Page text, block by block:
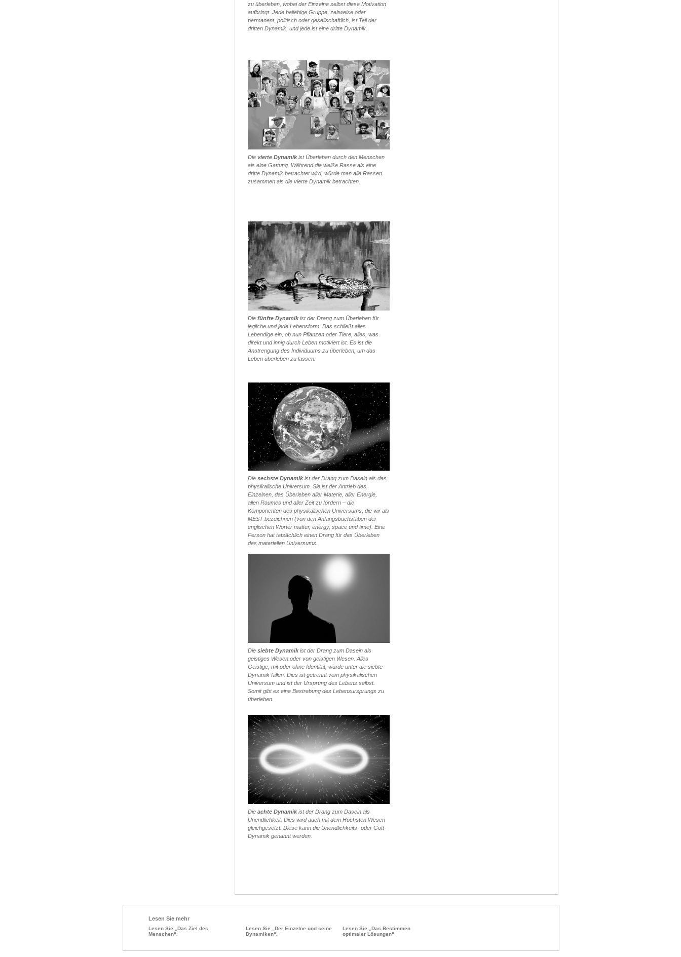
zu überleben, wobei der Einzelne selbst diese Motivation
aufbringt. Jede beliebige Gruppe, zeitweise oder
permanent, politisch oder gesellschaftlich, ist Teil der
dritten Dynamik, und jede ist eine dritte Dynamik.
Die vierte Dynamikist Überleben durch den Menschen
als eine Gattung. Während die weiße Rasse als eine
dritte Dynamik betrachtet wird, würde man alle Rassen
zusammen als die vierte Dynamik betrachten.
Die fünfte Dynamikist der Drang zum Überleben für
jegliche und jede Lebensform. Das schließt alles
Lebendige ein, ob nun Pflanzen oder Tiere, alles, was
direkt und innig durch Leben motiviert ist. Es ist die
Anstrengung des Individuums zu überleben, um das
Leben überleben zu lassen.
Die sechste Dynamikist der Drang zum Dasein als das
physikalische Universum. Sie ist der Antrieb des
Einzelnen, das Überleben aller Materie, aller Energie,
allen Raumes und aller Zeit zu fördern – die
Komponenten des physikalischen Universums, die wir als
MESTbezeichnen (von den Anfangsbuchstaben der
englischen Wörter matter, energy, space und time). Eine
Person hat tatsächlich einen Drang für das Überleben
des materiellen Universums.
Die siebte Dynamikist der Drang zum Dasein als
geistiges Wesen oder von geistigen Wesen. Alles
Geistige, mit oder ohne Identität, würde unter die siebte
Dynamik fallen. Dies ist getrennt vom physikalischen
Universum und ist der Ursprung des Lebens selbst.
Somit gibt es eine Bestrebung des Lebensursprungs zu
überleben.
Die achte Dynamikist der Drang zum Dasein als
Unendlichkeit. Dies wird auch mit dem Höchsten Wesen
gleichgesetzt. Diese kann die Unendlichkeits- oder Gott-
Dynamik genannt werden.
Lesen Sie mehr
Lesen Sie „Das Ziel des
Menschen“.
Lesen Sie „Der Einzelne und seine
Dynamiken“.
Lesen Sie „Das Bestimmen
optimaler Lösungen“